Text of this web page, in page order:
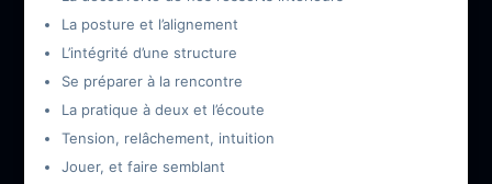
La posture et l’alignement
L’intégrité d’une structure
Se préparer à la rencontre
La pratique à deux et l’écoute
Tension, relâchement, intuition
Jouer, et faire semblant